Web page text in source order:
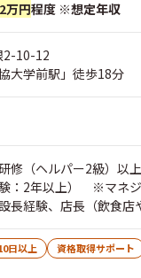
万円程度 ※想定年収
2-10-12
大学前駅」徒歩18分
修（ヘルパー2級）
：2年以上） ※マネ
長経験、店長（飲食
AT限定可）
日以上 資格取得サポート